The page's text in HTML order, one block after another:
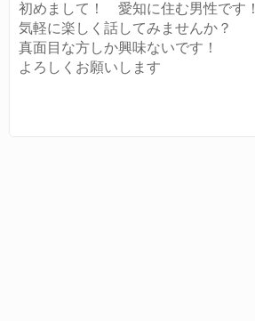
初めまして！ 愛知に住む男性です！
気軽に楽しく話してみませんか？
真面目な方しか興味ないです！
よろしくお願いします